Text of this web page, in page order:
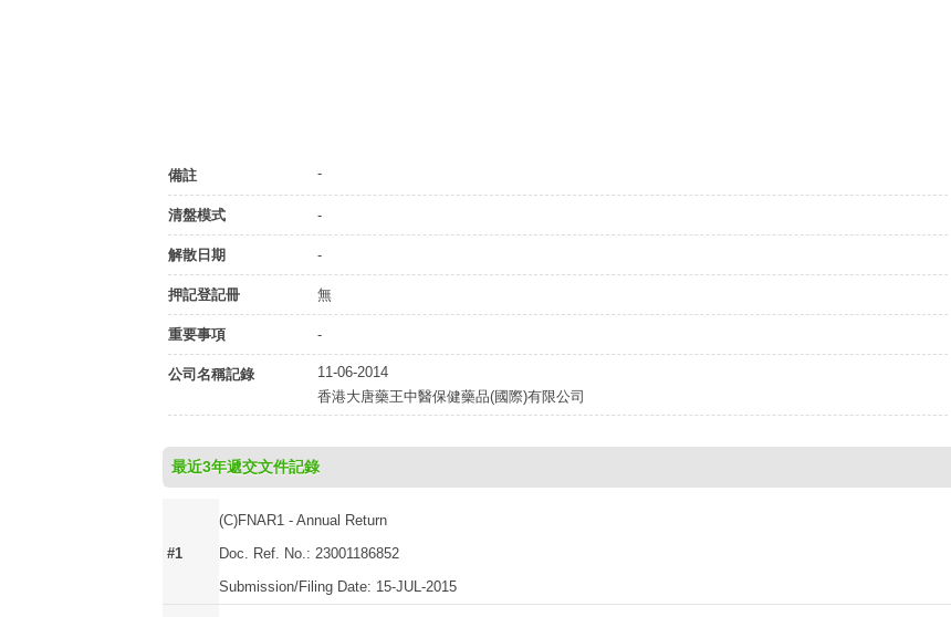
備註 -
清盤模式 -
解散日期 -
押記登記冊 無
重要事項 -
公司名稱記錄
11-06-2014
香港大唐藥王中醫保健藥品(國際)有限公司
最近3年遞交文件記錄
#1
(C)FNAR1 - Annual Return
Doc. Ref. No.: 23001186852
Submission/Filing Date: 15-JUL-2015